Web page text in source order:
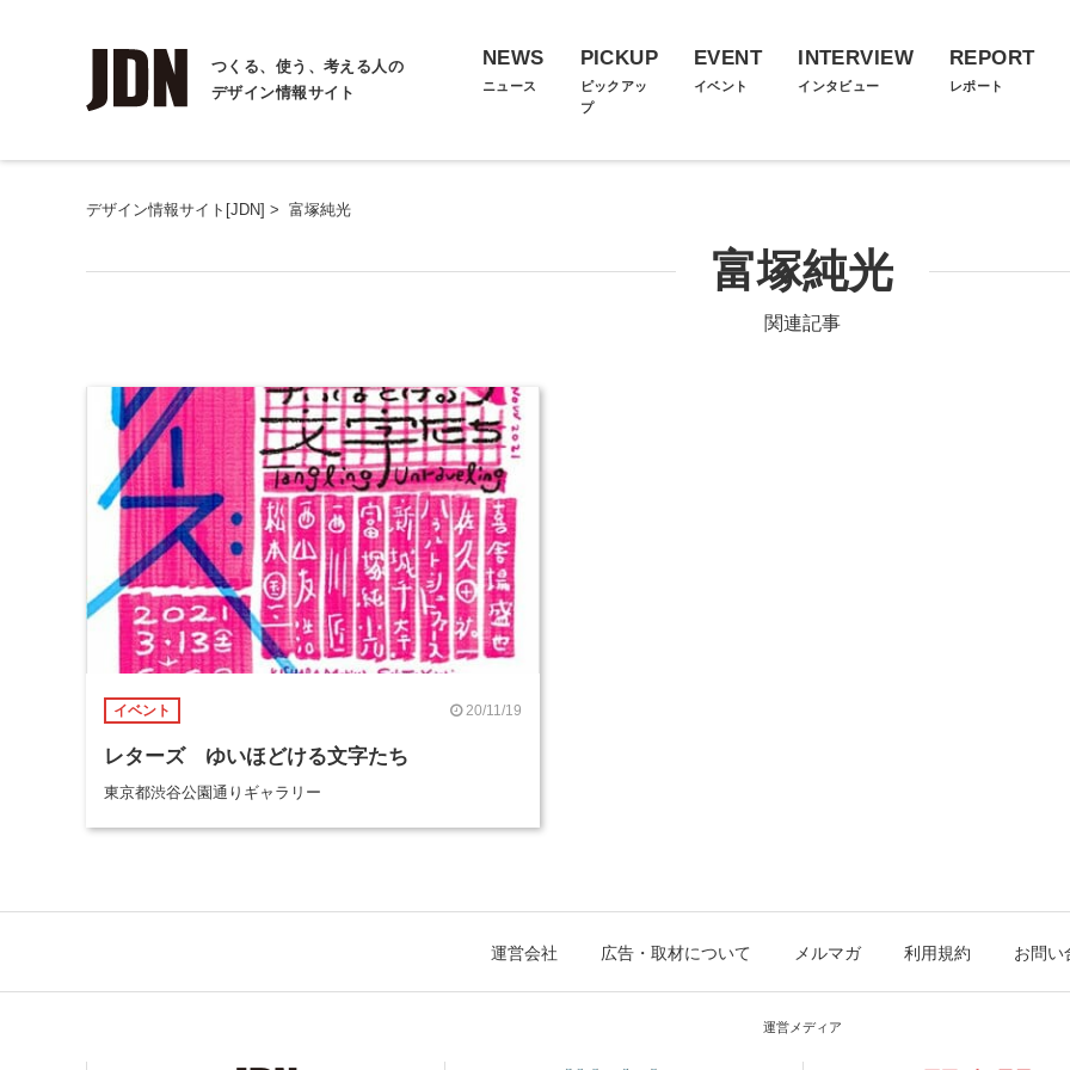
つくる、使う、考える人の
デザイン情報サイト
NEWS
ニュース
PICKUP
ピックアッ
プ
EVENT
イベント
INTERVIEW
インタビュー
REPORT
レポート
デザイン情報サイト[JDN] > 富塚純光
富塚純光
関連記事
イベント 20/11/19
レターズ ゆいほどける文字たち
東京都渋谷公園通りギャラリー
運営会社 広告・取材について メルマガ 利用規約 お問い
運営メディア